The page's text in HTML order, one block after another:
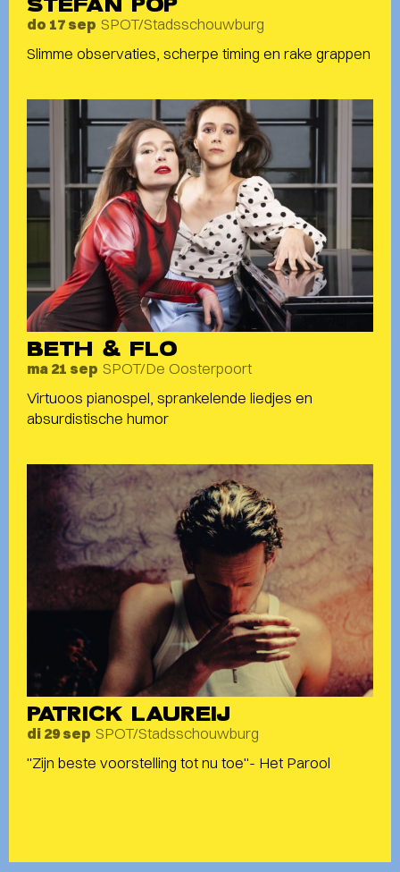
do 17 sep SPOT/Stadsschouwburg
Slimme observaties, scherpe timing en rake grappen
BETH & FLO
ma 21 sep SPOT/De Oosterpoort
Virtuoos pianospel, sprankelende liedjes en
absurdistische humor
PATRICK LAUREIJ
di 29 sep SPOT/Stadsschouwburg
"Zijn beste voorstelling tot nu toe"- Het Parool